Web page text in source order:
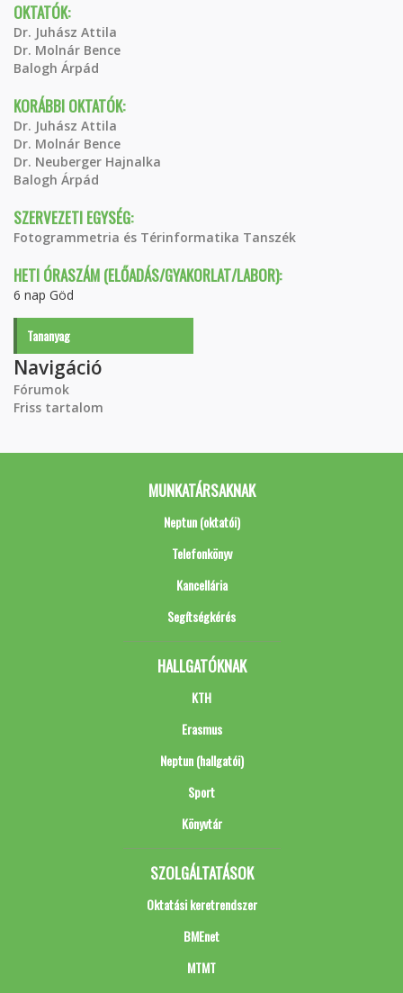
OKTATÓK:
Dr. Juhász Attila
Dr. Molnár Bence
Balogh Árpád
KORÁBBI OKTATÓK:
Dr. Juhász Attila
Dr. Molnár Bence
Dr. Neuberger Hajnalka
Balogh Árpád
SZERVEZETI EGYSÉG:
Fotogrammetria és Térinformatika Tanszék
HETI ÓRASZÁM (ELŐADÁS/GYAKORLAT/LABOR):
6 nap Göd
Tananyag
Navigáció
Fórumok
Friss tartalom
MUNKATÁRSAKNAK
Neptun (oktatói)
Telefonkönyv
Kancellária
Segítségkérés
HALLGATÓKNAK
KTH
Erasmus
Neptun (hallgatói)
Sport
Könyvtár
SZOLGÁLTATÁSOK
Oktatási keretrendszer
BMEnet
MTMT